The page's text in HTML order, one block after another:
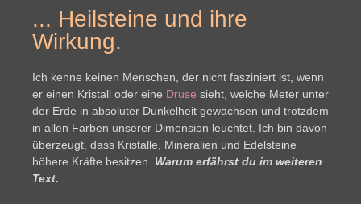
... Heilsteine und ihre
Wirkung.
Ich kenne keinen Menschen, der nicht fasziniert ist, wenn
er einen Kristall oder eine Druse sieht, welche Meter unter
der Erde in absoluter Dunkelheit gewachsen und trotzdem
in allen Farben unserer Dimension leuchtet. Ich bin davon
überzeugt, dass Kristalle, Mineralien und Edelsteine
höhere Kräfte besitzen. Warum erfährst du im weiteren
Text.